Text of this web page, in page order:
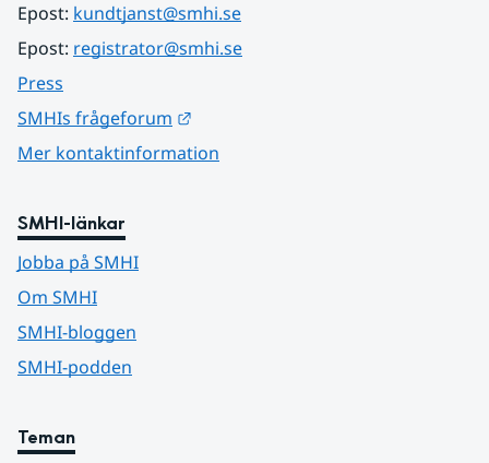
Epost: kundtjanst@smhi.se
Epost: registrator@smhi.se
Press
SMHIs frågeforum
Mer kontaktinformation
SMHI-länkar
Jobba på SMHI
Om SMHI
SMHI-bloggen
SMHI-podden
Teman